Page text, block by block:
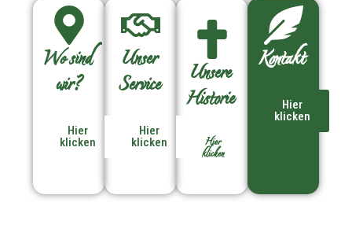
Wo sind
wir?
Hier
klicken
Unser
Service
Hier
klicken
Unsere
Historie
Hier
klicken
Kontakt
Hier
klicken